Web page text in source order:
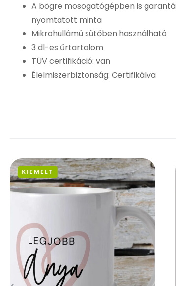
A bögre mosogatógépben is
nyomtatott minta
Mikrohullámú sütőben használható
3 dl-es űrtartalom
TÜV certifikáció: van
Élelmiszerbiztonság: Certifikálva
KIEMELT